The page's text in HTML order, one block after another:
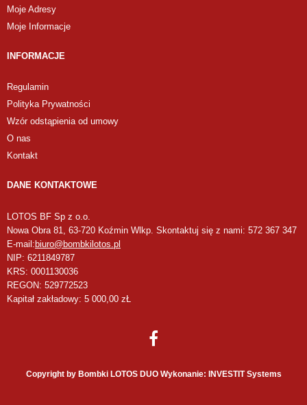
Moje Adresy
Moje Informacje
INFORMACJE
Regulamin
Polityka Prywatności
Wzór odstąpienia od umowy
O nas
Kontakt
DANE KONTAKTOWE
LOTOS BF Sp z o.o.
Nowa Obra 81, 63-720 Koźmin Wlkp. Skontaktuj się z nami: 572 367 347
E-mail:biuro@bombkilotos.pl
NIP: 6211849787
KRS: 0001130036
REGON: 529772523
Kapitał zakładowy: 5 000,00 zŁ
Copyright by Bombki LOTOS DUO Wykonanie: INVESTIT Systems